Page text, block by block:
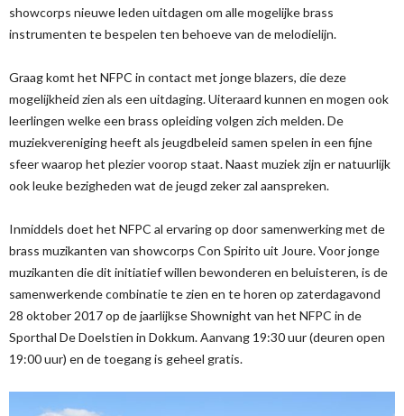
showcorps nieuwe leden uitdagen om alle mogelijke brass
instrumenten te bespelen ten behoeve van de melodielijn.
Graag komt het NFPC in contact met jonge blazers, die deze
mogelijkheid zien als een uitdaging. Uiteraard kunnen en mogen ook
leerlingen welke een brass opleiding volgen zich melden. De
muziekvereniging heeft als jeugdbeleid samen spelen in een fijne
sfeer waarop het plezier voorop staat. Naast muziek zijn er natuurlijk
ook leuke bezigheden wat de jeugd zeker zal aanspreken.
Inmiddels doet het NFPC al ervaring op door samenwerking met de
brass muzikanten van showcorps Con Spirito uit Joure. Voor jonge
muzikanten die dit initiatief willen bewonderen en beluisteren, is de
samenwerkende combinatie te zien en te horen op zaterdagavond
28 oktober 2017 op de jaarlijkse Shownight van het NFPC in de
Sporthal De Doelstien in Dokkum. Aanvang 19:30 uur (deuren open
19:00 uur) en de toegang is geheel gratis.